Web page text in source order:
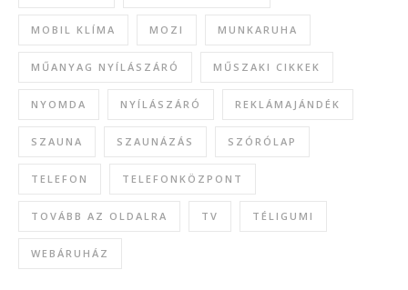
MOBIL KLÍMA MOZI MUNKARUHA
MŰANYAG NYÍLÁSZÁRÓ MŰSZAKI CIKKEK
NYOMDA NYÍLÁSZÁRÓ REKLÁMAJÁNDÉK
SZAUNA SZAUNÁZÁS SZÓRÓLAP
TELEFON TELEFONKÖZPONT
TOVÁBB AZ OLDALRA TV TÉLIGUMI
WEBÁRUHÁZ